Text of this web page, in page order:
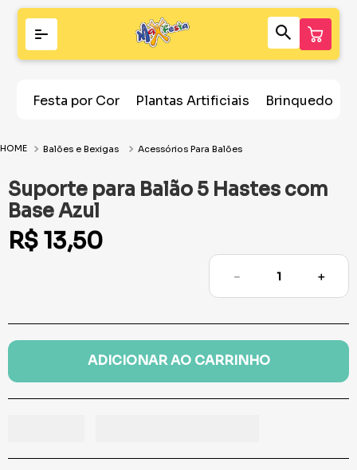
Festa por Cor Plantas Artificiais Brinquedos
Balões e Bexigas Acessórios Para Balões
Suporte para Balão 5 Hastes com
Base Azul
R$ 13,50
＋
－
ADICIONAR AO CARRINHO